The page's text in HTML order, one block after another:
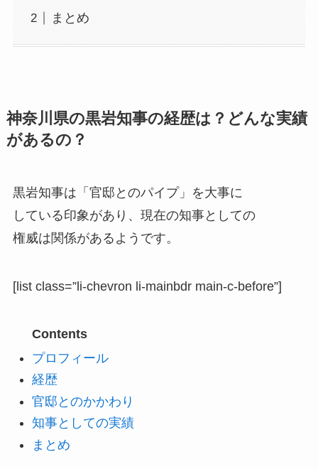
まとめ
神奈川県の黒岩知事の経歴は？どんな実績
があるの？
黒岩知事は「官邸とのパイプ」を大事に
している印象があり、現在の知事としての
権威は関係があるようです。
[list class=”li-chevron li-mainbdr main-c-before”]
Contents
プロフィール
経歴
官邸とのかかわり
知事としての実績
まとめ